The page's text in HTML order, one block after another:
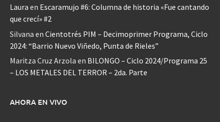
Laura en Escaramujo #6: Columna de historia «Fue cantando
que crecí» #2
Silvana en Cientotrés PIM – Decimoprimer Programa, Ciclo
2024: “Barrio Nuevo Viñedo, Punta de Rieles”
Maritza Cruz Arzola en BILONGO – Ciclo 2024/Programa 25
– LOS METALES DEL TERROR – 2da. Parte
AHORA EN VIVO